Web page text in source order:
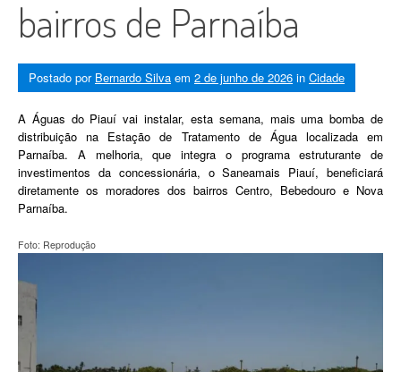
bairros de Parnaíba
Postado por Bernardo Silva em 2 de junho de 2026 in Cidade
A Águas do Piauí vai instalar, esta semana, mais uma bomba de
distribuição na Estação de Tratamento de Água localizada em
Parnaíba. A melhoria, que integra o programa estruturante de
investimentos da concessionária, o Saneamais Piauí, beneficiará
diretamente os moradores dos bairros Centro, Bebedouro e Nova
Parnaíba.
Foto: Reprodução